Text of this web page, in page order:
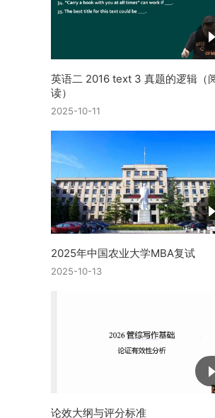
英语二 2016 text 3 真题的逻辑（
读）
2025-10-11
2025年中国农业大学MBA复试
2025-10-13
论效大纲与评分标准